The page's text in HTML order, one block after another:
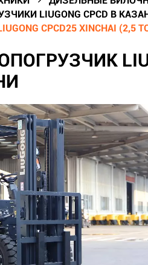
LIUGONG CPCD В
CPCD25 XINCHAI (2,5